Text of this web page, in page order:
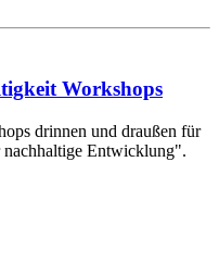
Workshops
drinnen und draußen für
Entwicklung".